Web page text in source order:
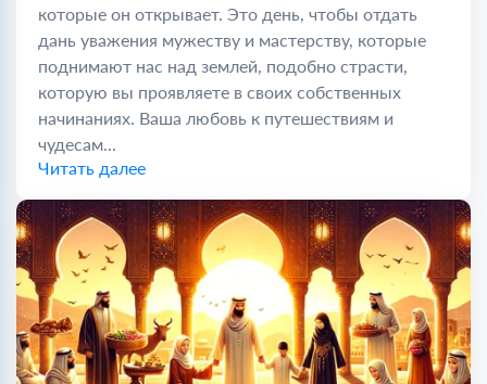
которые он открывает. Это день, чтобы отдать
дань уважения мужеству и мастерству, которые
поднимают нас над землей, подобно страсти,
которую вы проявляете в своих собственных
начинаниях. Ваша любовь к путешествиям и
чудесам...
Читать далее